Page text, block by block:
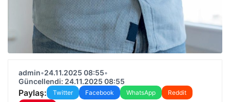
admin•24.11.2025 08:55•
Güncellendi: 24.11.2025 08:55
Paylaş: Twitter Facebook WhatsApp
Reddit